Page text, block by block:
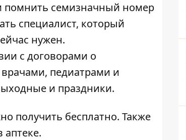
помнить семизначный номер
специалист, который
нужен.
с договорами о
педиатрами и
и праздники.
получить бесплатно. Также
аптеке.